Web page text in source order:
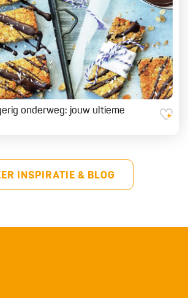
onderweg: jouw ultieme
INSPIRATIE & BLOG